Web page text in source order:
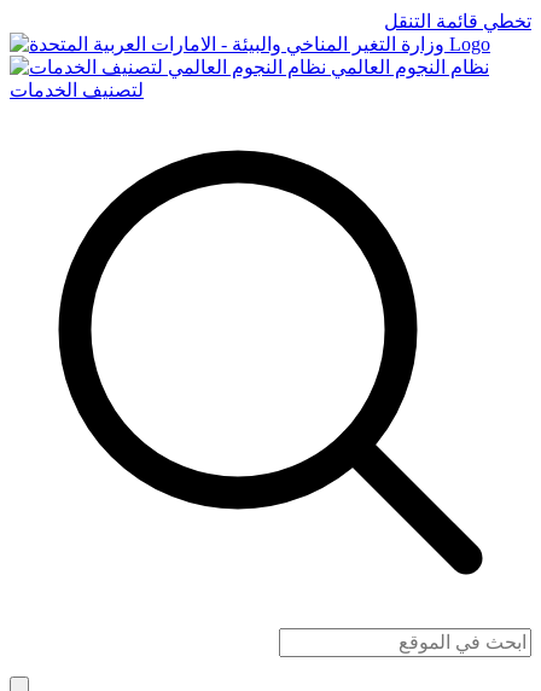
تخطي قائمة التنقل
Logo
نظام النجوم العالمي
لتصنيف الخدمات